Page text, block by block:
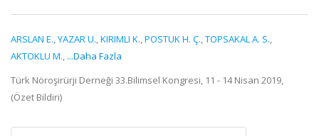
ARSLAN E.,YAZAR U.,KIRIMLI K.,POSTUK H. Ç.,TOPSAKAL A. S.,
AKTOKLU M., ...Daha Fazla
Türk Nöroşirürji Derneği 33.Bilimsel Kongresi, 11 - 14 Nisan 2019,
(Özet Bildiri)